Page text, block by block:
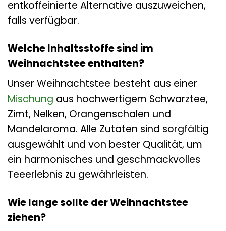
entkoffeinierte Alternative auszuweichen,
falls verfügbar.
Welche Inhaltsstoffe sind im
Weihnachtstee enthalten?
Unser Weihnachtstee besteht aus einer
Mischung aus hochwertigem Schwarztee,
Zimt, Nelken, Orangenschalen und
Mandelaroma. Alle Zutaten sind sorgfältig
ausgewählt und von bester Qualität, um
ein harmonisches und geschmackvolles
Teeerlebnis zu gewährleisten.
Wie lange sollte der Weihnachtstee
ziehen?